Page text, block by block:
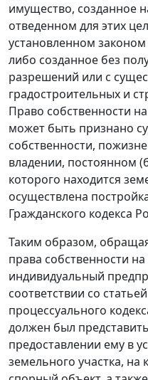
имущество, созданное
отведенном для этих
установленном
либо созданное без
разрешений или с
градостроительных и
Право собственности
может быть признано
собственности,
владении, постоянном
которого находится
осуществлена
Гражданского кодекса
Таким образом,
права собственности
индивидуальный
соответствии со
процессуального
должен был
предоставлении ему в
земельного участка,